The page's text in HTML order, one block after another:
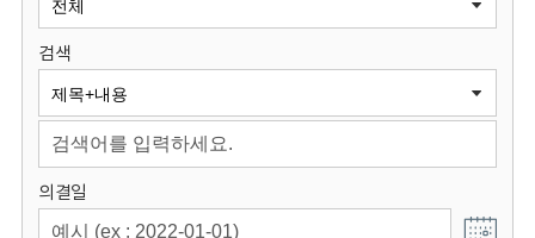
원
회
검색
의결일